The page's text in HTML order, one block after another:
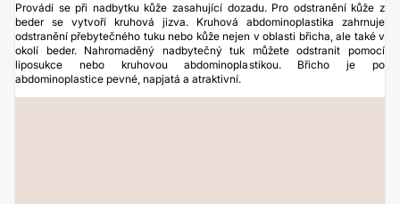
Provádí se při nadbytku kůže zasahující dozadu. Pro odstranění kůže z
beder se vytvoří kruhová jizva. Kruhová abdominoplastika zahrnuje
odstranění přebytečného tuku nebo kůže nejen v oblasti břicha, ale také v
okolí beder. Nahromaděný nadbytečný tuk můžete odstranit pomocí
liposukce nebo kruhovou abdominoplastikou. Břicho je po
abdominoplastice pevné, napjatá a atraktivní.